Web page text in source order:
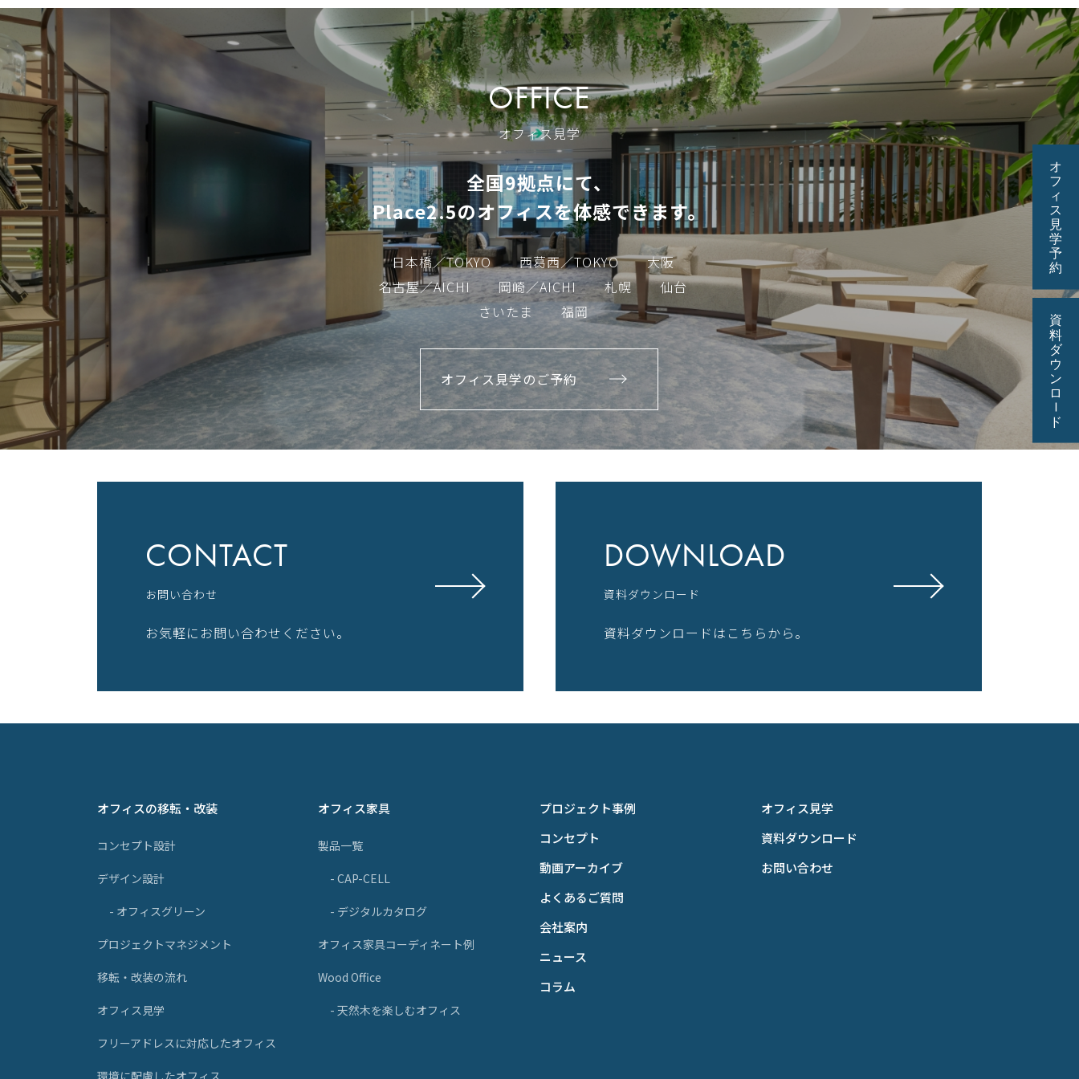
OFFICE
オフィス見学
全国9拠点にて、
Place2.5のオフィスを体感できます。
日本橋／TOKYO 西葛西／TOKYO
大阪
名古屋／AICHI
岡崎／AICHI 札幌
仙台
さいたま
福岡
オフィス見学のご予約
CONTACT
お問い合わせ
お気軽にお問い合わせください。
DOWNLOAD
資料ダウンロード
資料ダウンロードはこちらから。
オフィスの移転・改装
コンセプト設計
デザイン設計
- オフィスグリーン
プロジェクトマネジメント
移転・改装の流れ
オフィス見学
フリーアドレスに対応したオフィス
環境に配慮したオフィス
オフィス家具
製品一覧
- CAP-CELL
- デジタルカタログ
オフィス家具コーディネート例
Wood Office
- 天然木を楽しむオフィス
プロジェクト事例
コンセプト
動画アーカイブ
よくあるご質問
会社案内
ニュース
コラム
オフィス見学
資料ダウンロード
お問い合わせ